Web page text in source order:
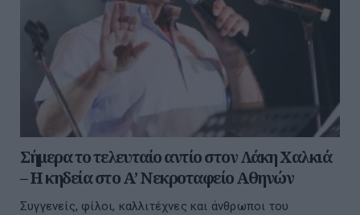
Σήμερα το τελευταίο αντίο στον Λάκη Χαλκιά
– Η κηδεία στο Α’ Νεκροταφείο Αθηνών
Συγγενείς, φίλοι, καλλιτέχνες και άνθρωποι του